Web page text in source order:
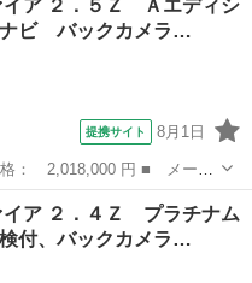
ンチナビ ＣＤ ＤＶＤ フ
イア ２．５Ｚ Ａエディシ
ビ バックカメラ…
提携サイト 8月1日
ァイア ■ グレード名：
ナビ バックカメラ 両側電
イア ２．４Ｚ プラチナム
付、バックカメラ…